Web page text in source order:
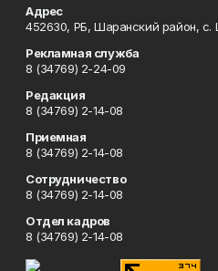
Адрес
452630, РБ, Шаранский район, с.
Рекламная служба
8 (34769) 2-24-09
Редакция
8 (34769) 2-14-08
Приемная
8 (34769) 2-14-08
Сотрудничество
8 (34769) 2-14-08
Отдел кадров
8 (34769) 2-14-08